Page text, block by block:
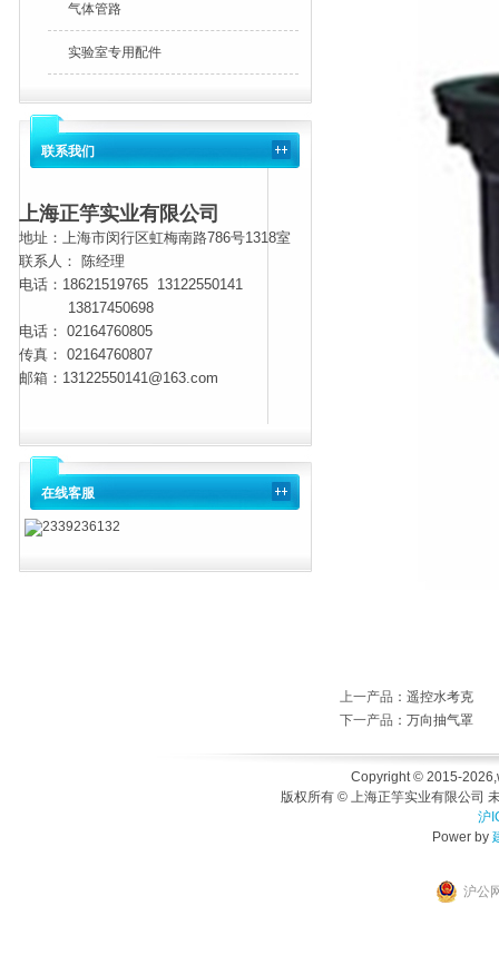
气体管路
实验室专用配件
联系我们
上海正竽实业有限公司
地址：上海市闵行区虹梅南路786号1318室
联系人： 陈经理
电话： 18621519765 13122550141
13817450698
电话： 02164760805
传真： 02164760807
邮箱：13122550141@163.com
在线客服
2339236132
上一产品 ： 遥控水考克
下一产品 ： 万向抽气罩
Copyright © 2015-
版权所有 © 上海正竽实业有限公司
沪
Power by
沪公